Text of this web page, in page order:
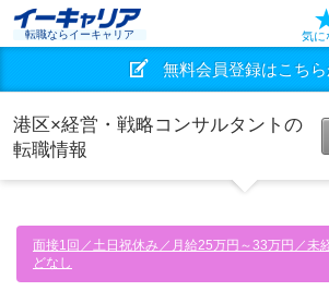
転職ならイーキャリア 気に
無料会員登録はこちら
港区×経営・戦略コンサルタントの
転職情報
面接1回／土日祝休み／月給25万円～33万円／未
どなし